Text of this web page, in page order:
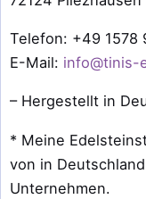
Telefon: +49 1578
E-Mail: info@tinis-
– Hergestellt in
* Meine
von in
Unternehmen.